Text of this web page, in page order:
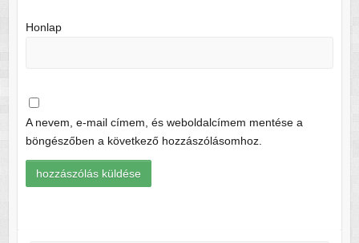
Honlap
A nevem, e-mail címem, és weboldalcímem mentése a
böngészőben a következő hozzászólásomhoz.